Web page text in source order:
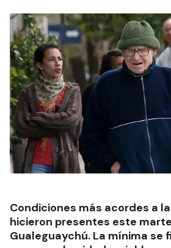
Condiciones más acordes a
hicieron presentes este
Gualeguaychú. La mínima se